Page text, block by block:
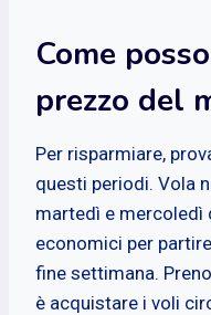
Come
prezzo del
Per risparmiare,
questi periodi. Vola
martedì e mercoledì
economici per
fine settimana.
è acquistare i voli